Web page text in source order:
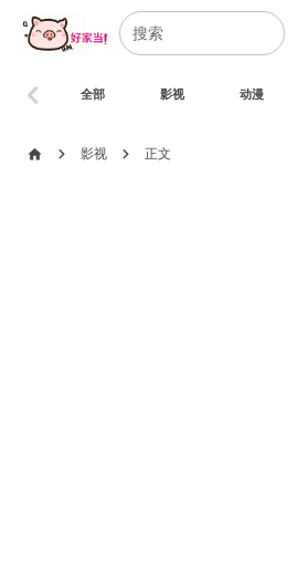
全部 影视 动漫
chevron_left
home chevron_right 影视 chevron_right 正文